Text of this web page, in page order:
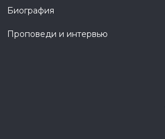
Биография
Проповеди и интервью